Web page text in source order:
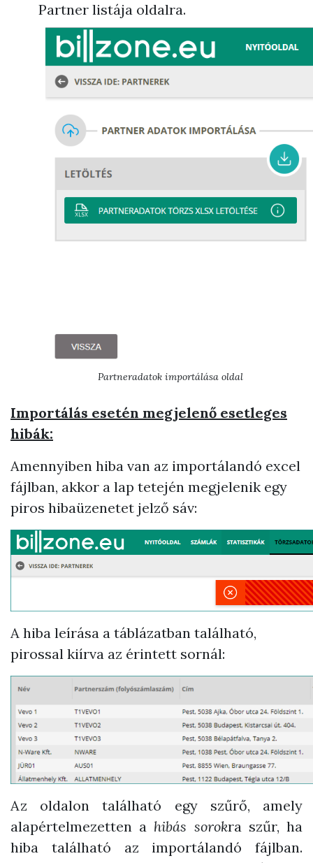
Partner listája oldalra.
Partneradatok importálása oldal
Importálás esetén megjelenő esetleges
hibák:
Amennyiben hiba van az importálandó excel
fájlban, akkor a lap tetején megjelenik egy
piros hibaüzenetet jelző sáv:
A hiba leírása a táblázatban található,
pirossal kiírva az érintett sornál:
Az oldalon található egy szűrő, amely
alapértelmezetten a hibás sorokra szűr, ha
hiba található az importálandó fájlban.